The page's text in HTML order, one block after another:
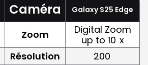
Caméra Galaxy S25 Edge
Zoom
Digital Zoom
up to 10 x
Résolution 200